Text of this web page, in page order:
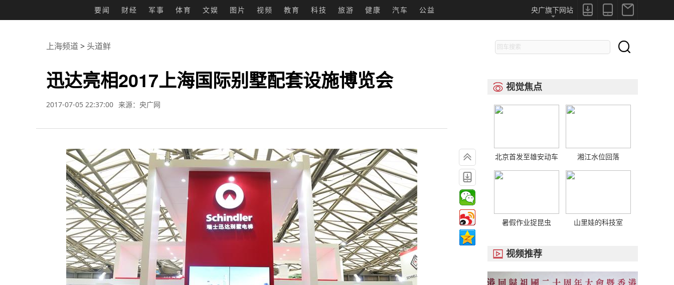
要闻 财经 军事 体育 文娱 图片 视频 教育 科技 旅游 健康 汽车 公益 


央广旗下网站
上海频道> 头道鲜
迅达亮相2017上海国际别墅配套设施博览会
2017-07-05 22:37:00 来源：央广网



 视觉焦点
北京首发至雄安动车 湘江水位回落
暑假作业捉昆虫 山里娃的科技室
 视频推荐